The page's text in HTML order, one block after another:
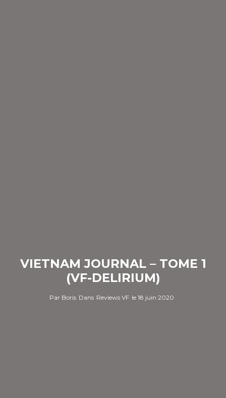
VIETNAM JOURNAL – TOME 1
(VF-DELIRIUM)
Par Boris Dans Reviews VF le 18 juin 2020